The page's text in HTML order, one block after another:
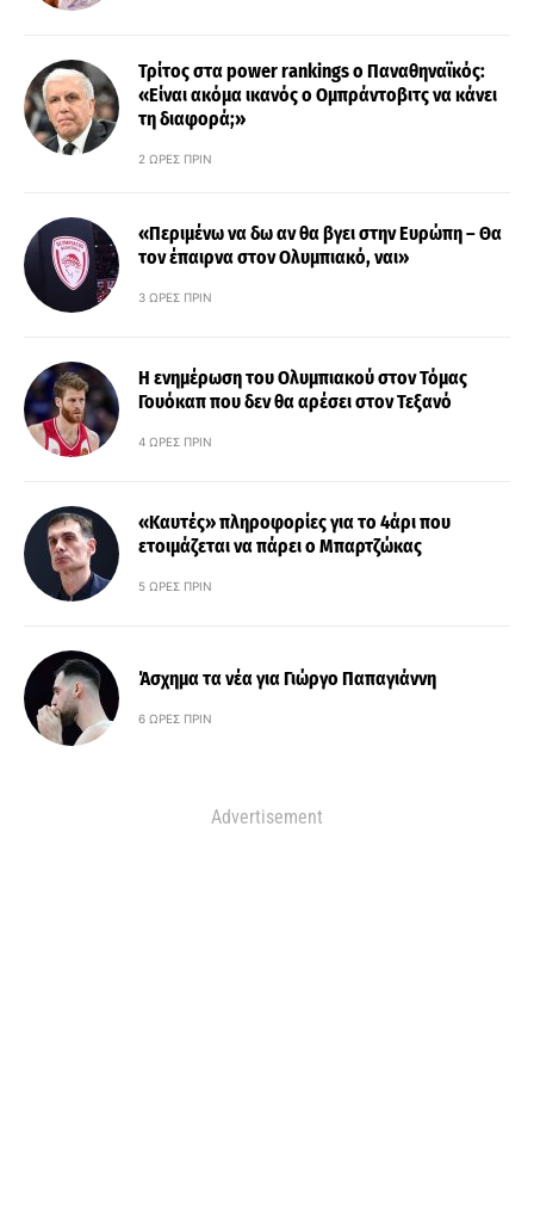
Τρίτος στα power rankings ο Παναθηναϊκός:
«Είναι ακόμα ικανός ο Ομπράντοβιτς να κάνει
τη διαφορά;»
2 ΏΡΕΣ ΠΡΙΝ
«Περιμένω να δω αν θα βγει στην Ευρώπη – Θα
τον έπαιρνα στον Ολυμπιακό, ναι»
3 ΏΡΕΣ ΠΡΙΝ
Η ενημέρωση του Ολυμπιακού στον Τόμας
Γουόκαπ που δεν θα αρέσει στον Τεξανό
4 ΏΡΕΣ ΠΡΙΝ
«Καυτές» πληροφορίες για το 4άρι που
ετοιμάζεται να πάρει ο Μπαρτζώκας
5 ΏΡΕΣ ΠΡΙΝ
Άσχημα τα νέα για Γιώργο Παπαγιάννη
6 ΏΡΕΣ ΠΡΙΝ
Advertisement